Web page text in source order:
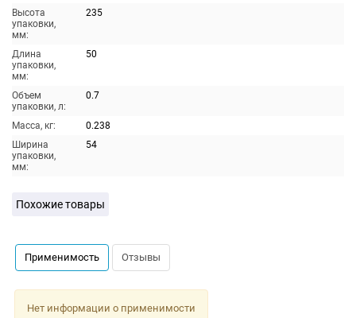
Высота
упаковки,
мм:
235
Длина
упаковки,
мм:
50
Объем
упаковки, л:
0.7
Масса, кг:
0.238
Ширина
упаковки,
мм:
54
Похожие товары
Применимость Отзывы
Нет информации о применимости